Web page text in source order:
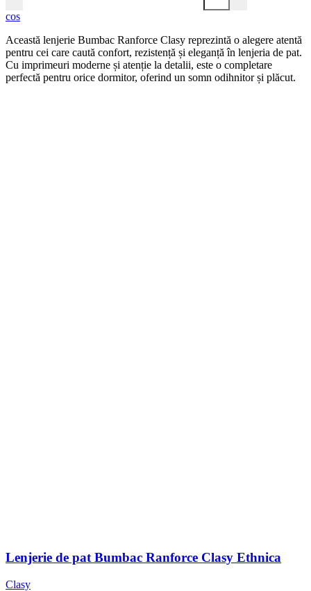
cos
Această lenjerie Bumbac Ranforce Clasy reprezintă o alegere atentă
pentru cei care caută confort, rezistență și eleganță în lenjeria de pat.
Cu imprimeuri moderne și atenție la detalii, este o completare
perfectă pentru orice dormitor, oferind un somn odihnitor și plăcut.
Lenjerie de pat Bumbac Ranforce Clasy Ethnica
Clasy